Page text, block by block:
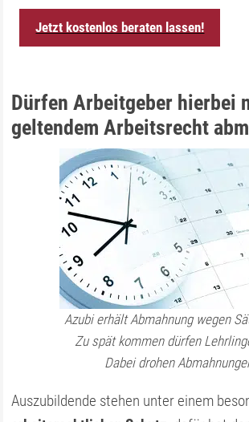
Jetzt kostenlos beraten lassen!
Dürfen Arbeitgeber hierbei
geltendem Arbeitsrecht
Azubi erhält Abmahnung wegen
Zu spät kommen dürfen
Dabei drohen
Auszubildende stehen unter einem